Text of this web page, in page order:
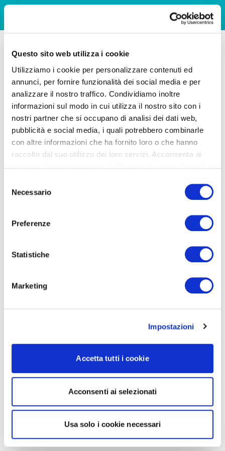
Questo sito web utilizza i cookie
Utilizziamo i cookie per personalizzare contenuti ed
annunci, per fornire funzionalità dei social media e per
analizzare il nostro traffico. Condividiamo inoltre
informazioni sul modo in cui utilizza il nostro sito con i
nostri partner che si occupano di analisi dei dati web,
pubblicità e social media, i quali potrebbero combinarle
con altre informazioni che ha fornito loro o che hanno
raccolto dal suo utilizzo dei loro servizi. Acconsenta ai
delNecessario
Preferenze
Statistiche
Marketing
Impostazioni
Accetta tutti i cookie
Acconsenti ai selezionati
Usa solo i cookie necessari